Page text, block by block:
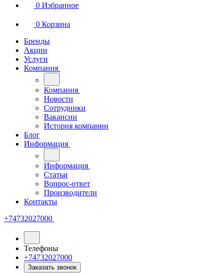
0 Избранное
0 Корзина
Бренды
Акции
Услуги
Компания
Компания
Новости
Сотрудники
Вакансии
История компании
Блог
Информация
Информация
Статьи
Вопрос-ответ
Производители
Контакты
+74732027000
Телефоны
+74732027000
Заказать звонок